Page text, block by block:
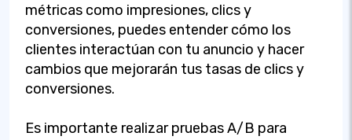
métricas como impresiones, clics y
conversiones, puedes entender cómo los
clientes interactúan con tu anuncio y hacer
cambios que mejorarán tus tasas de clics y
conversiones.
Es importante realizar pruebas A/B para